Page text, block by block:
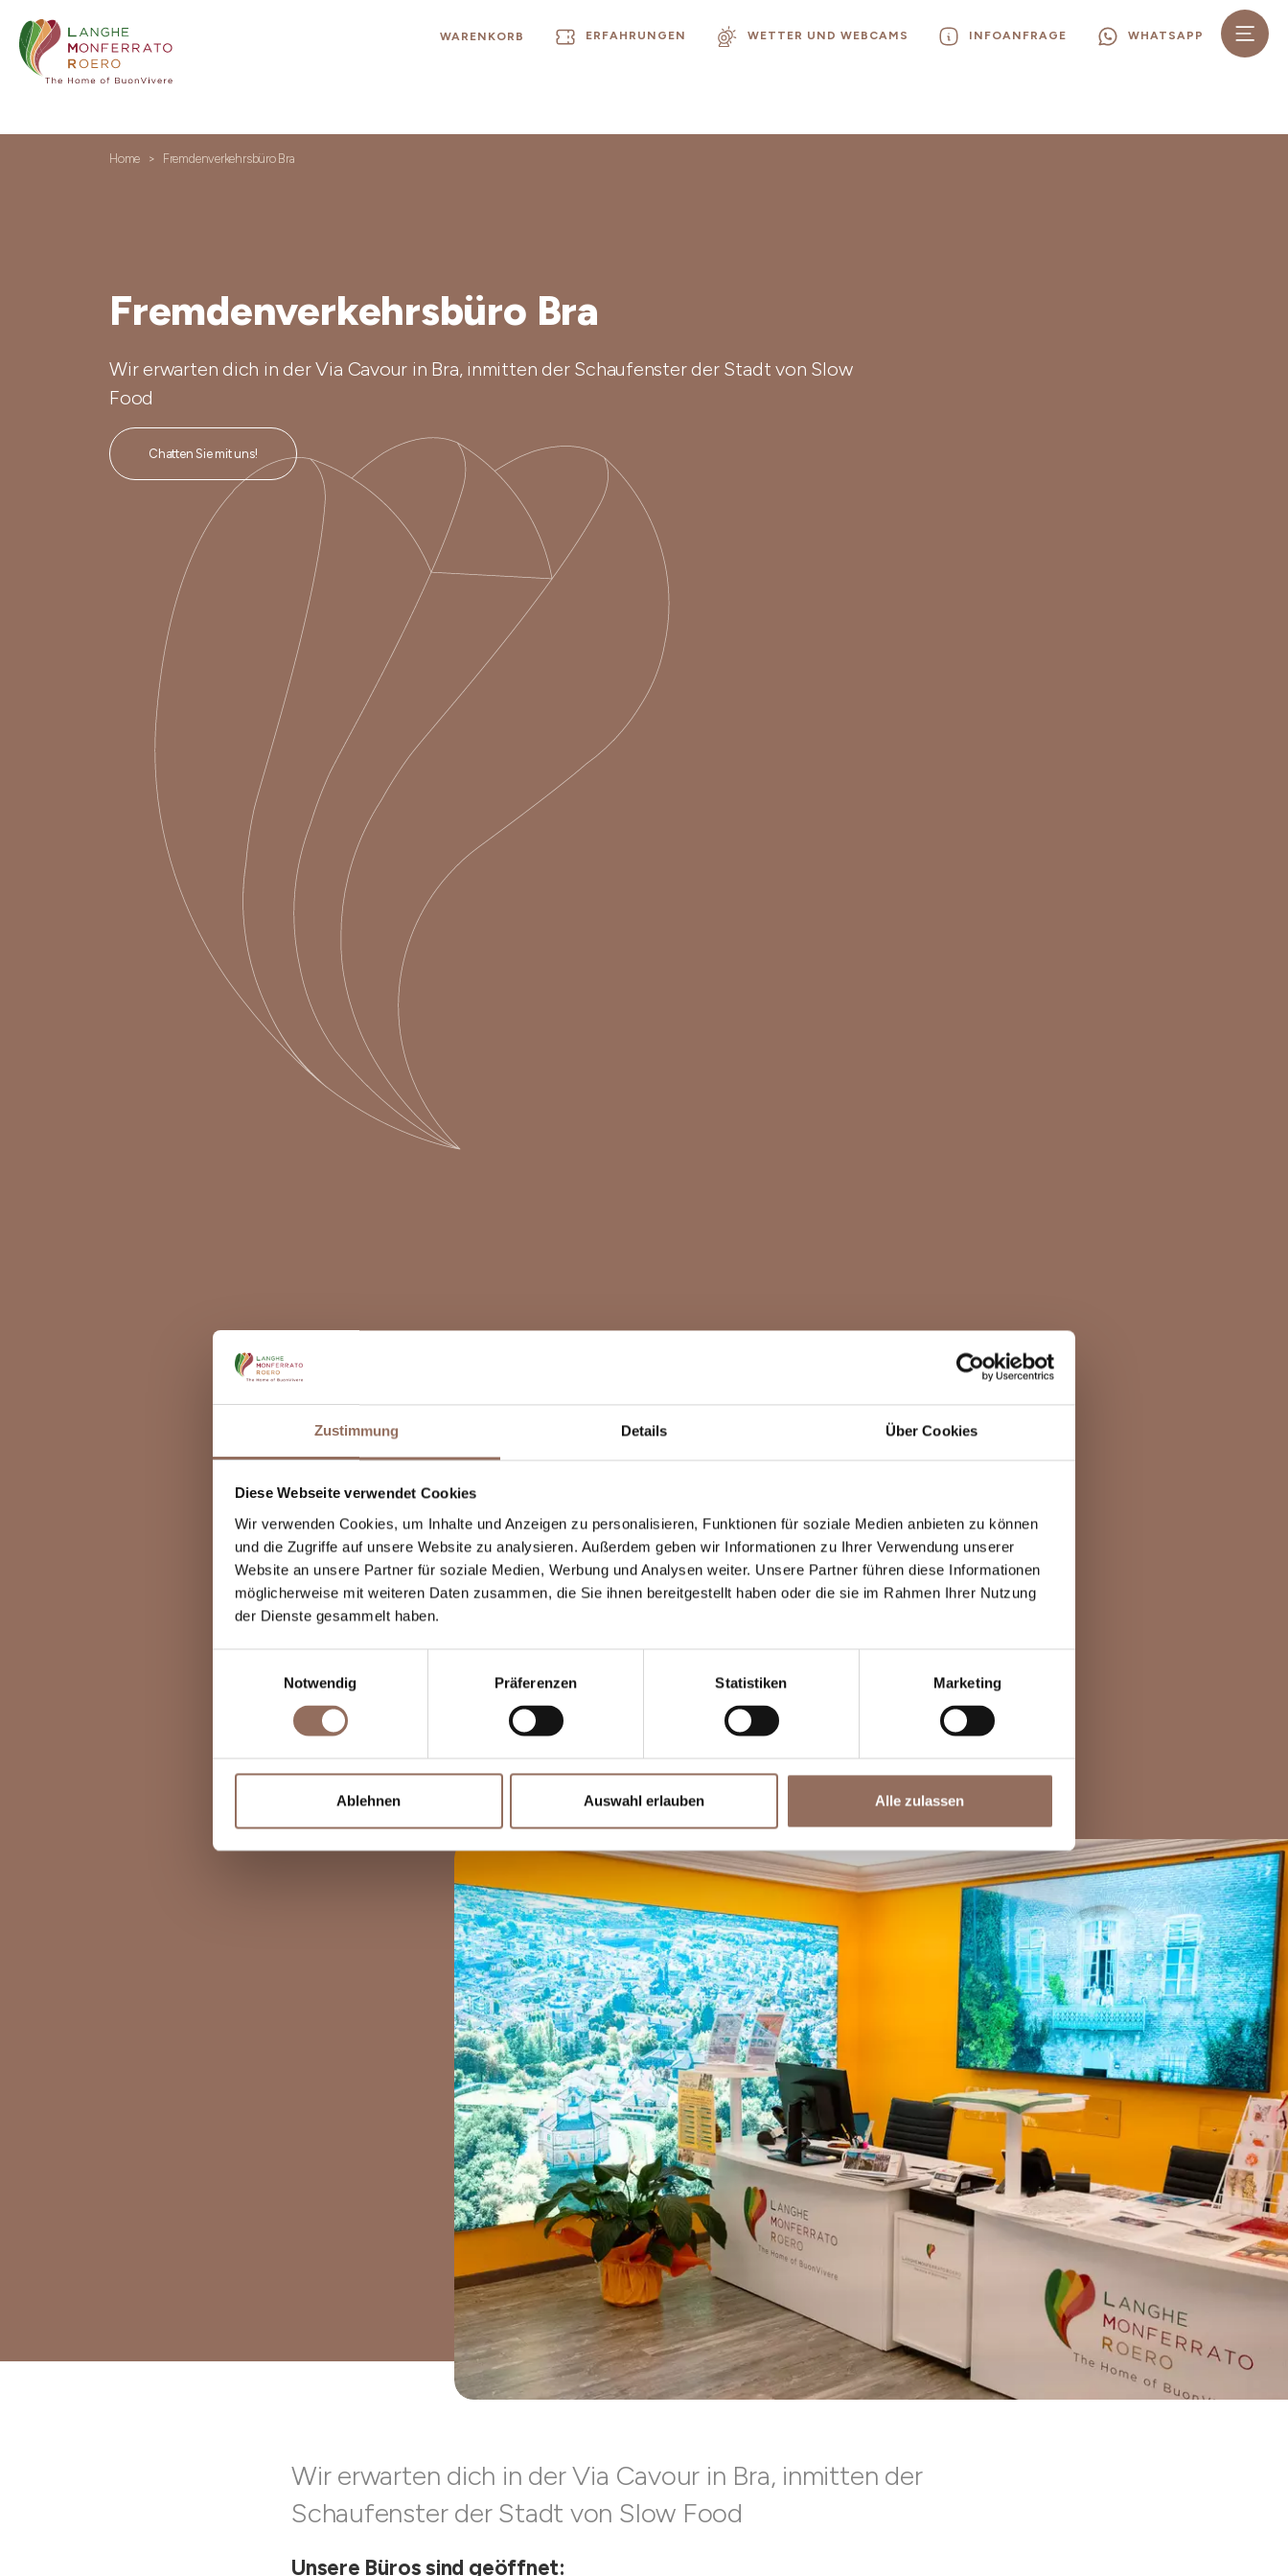
Zustimmung Details Über Cookies
Diese Webseite verwendet Cookies
Wir verwenden Cookies, um Inhalte und Anzeigen zu personalisieren, Funktionen für soziale Medien anbieten zu können
und die Zugriffe auf unsere Website zu analysieren. Außerdem geben wir Informationen zu Ihrer Verwendung unserer
Website an unsere Partner für soziale Medien, Werbung und Analysen weiter. Unsere Partner führen diese Informationen
möglicherweise mit weiteren Daten zusammen, die Sie ihnen bereitgestellt haben oder die sie im Rahmen Ihrer Nutzung
der Dienste gesammelt haben.
Notwendig
Präferenzen Statistiken Marketing
Ablehnen Auswahl erlauben Alle zulassen
WARENKORB ERFAHRUNGEN WETTER UND WEBCAMS INFOANFRAGE WHATSAPP
Home Fremdenverkehrsbüro Bra
Fremdenverkehrsbüro Bra
Wir erwarten dich in der Via Cavour in Bra, inmitten der Schaufenster der Stadt von Slow
Food
Chatten Sie mit uns!
Wir erwarten dich in der Via Cavour in Bra, inmitten der
Schaufenster der Stadt von Slow Food
Unsere Büros sind geöffnet: